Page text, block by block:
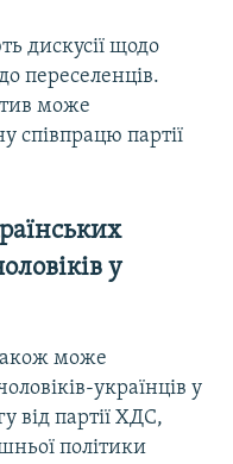
дискусії щодо
переселенців.
може
співпрацю партії
у
може
українців у
від партії ХДС,
політики